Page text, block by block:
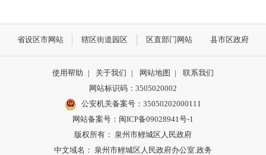
省设区市网站 辖区街道园区 区直部门网站 县市区政府
使用帮助 | 关于我们 | 网站地图 |
联系我们
网站标识码：3505020002
公安机关备案号：35050202000111
网站备案号：闽ICP备09028941号-1
版权所有： 泉州市鲤城区人民政府
中文域名： 泉州市鲤城区人民政府办公室.政务